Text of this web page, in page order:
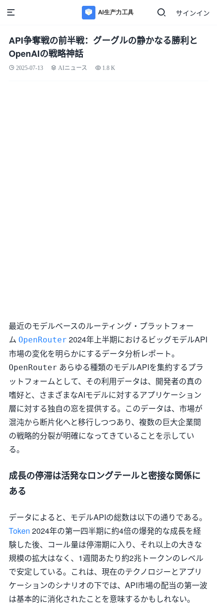
サインイン
API争奪戦の前半戦：グーグルの静かなる勝利と
OpenAIの戦略神話
2025-07-13 AIニュース 1.8 K
最近のモデルベースのルーティング・プラットフォー
ム OpenRouter 2024年上半期におけるビッグモデルAPI
市場の変化を明らかにするデータ分析レポート。
OpenRouter あらゆる種類のモデルAPIを集約するプラ
ットフォームとして、その利用データは、開発者の真の
嗜好と、さまざまなAIモデルに対するアプリケーション
層に対する独自の窓を提供する。このデータは、市場が
混沌から断片化へと移行しつつあり、複数の巨大企業間
の戦略的分裂が明確になってきていることを示してい
る。
成長の停滞は活発なロングテールと密接な関係に
ある
データによると、モデルAPIの総数は以下の通りである。
Token 2024年の第一四半期に約4倍の爆発的な成長を経
験した後、コール量は停滞期に入り、それ以上の大きな
規模の拡大はなく、1週間あたり約2兆トークンのレベル
で安定している。これは、現在のテクノロジーとアプリ
ケーションのシナリオの下では、API市場の配当の第一波
は基本的に消化されたことを意味するかもしれない。